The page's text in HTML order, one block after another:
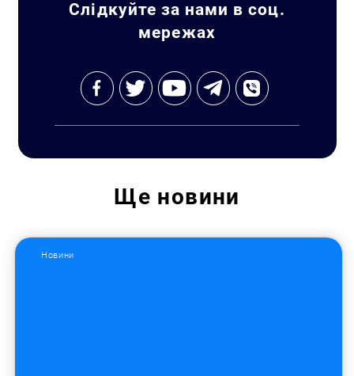
Слідкуйте за нами в соц.
мережах
Ще новини
Новини